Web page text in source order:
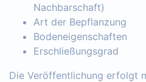
Nachbarschaft)
Art der Bepflanzung
Bodeneigenschaften
Erschließungsgrad
Die Veröffentlichung erfolgt